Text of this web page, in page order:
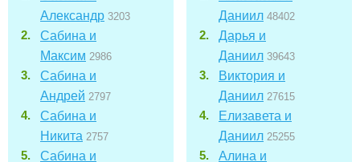
Александр 3203
Сабина и
Максим 2986
Сабина и
Андрей 2797
Сабина и
Никита 2757
Сабина и
Даниил 48402
Дарья и
Даниил 39643
Виктория и
Даниил 27615
Елизавета и
Даниил 25255
Алина и